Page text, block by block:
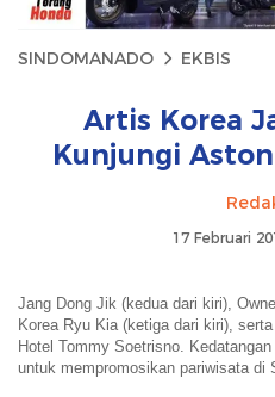
SINDOMANADO EKBIS
Artis Korea
Kunjungi
17 Februari
Jang Dong Jik (kedua dari kiri),
Korea Ryu Kia (ketiga dari kiri),
Hotel Tommy Soetrisno.
untuk mempromosikan pariwisata di